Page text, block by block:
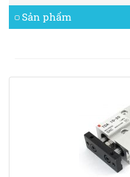
Sản phẩm